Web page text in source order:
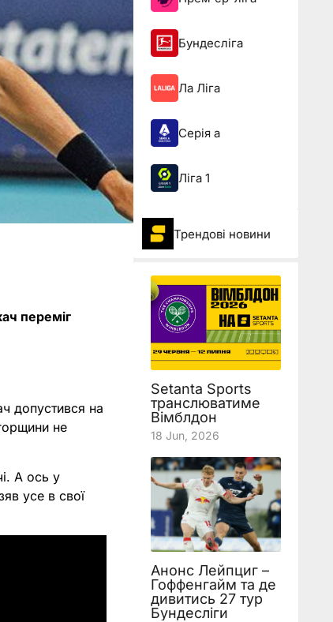
переміг
допустився на
не
А ось у
усе в свої
Бундесліга
Ла Ліга
Серія а
Ліга 1
Трендові новини
Setanta Sports
транслюватиме
Вімблдон
18 Jun, 2026
Анонс Лейпциг –
Гоффенгайм та де
дивитись 27 тур
Бундесліги